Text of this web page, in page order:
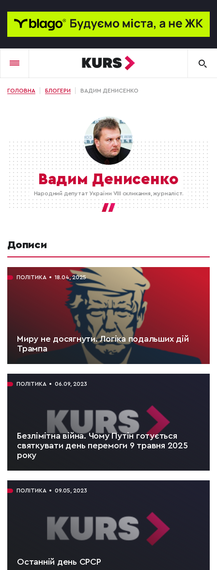
ГОЛОВНА БЛОГЕРИ ВАДИМ ДЕНИСЕНКО
Вадим Денисенко
Народний депутат України VIII скликання, журналіст.
Дописи
ПОЛІТИКА 18.04, 2025
Миру не досягнути. Логіка подальших дій
Трампа
ЧИТАТИ:
3 хв.
ПОЛІТИКА
06.09, 2023
Безлімітна війна. Чому Путін готується
святкувати день перемоги 9 травня 2025
року
ЧИТАТИ:
5 хв.
ПОЛІТИКА
09.05, 2023
Останній день СРСР